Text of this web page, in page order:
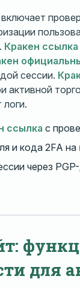
включает
Кракен ссылка
сессии.
активной
логи.
ссылка с
и кода 2FA на
через
для